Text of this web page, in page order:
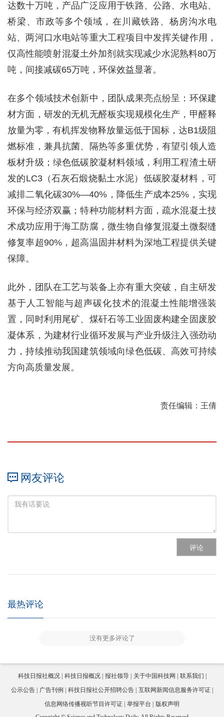
达数十万吨，产品广泛应用于铁路、公路、水电站、
桥梁、市政等多个领域，在川藏铁路、杨房沟水电
站、两河口水电站等重大工程项目中发挥关键作用，
仅高性能喷射混凝土外加剂就实现减少水泥熟料80万
吨，间接减碳65万吨，环保效益显著。
在多个领域技术创新中，团队成果亮点纷呈：环保建
材方面，研发的无机无醛板实现规模化生产，甲醛释
放量为零，有机挥发物释放量远低于国标，达B1级阻
燃标准，兼具抗菌、隔热等多重优势，有望引领人造
板材升级；绿色低碳胶凝材料领域，利用工程渣土研
发的LC3（石灰石煅烧黏土水泥）低碳胶凝材料，可
减排二氧化碳30%—40%，降低生产成本25%，实现
环保与经济双赢；特种功能材料方面，疏水混凝土技
术成功应用于海工防腐，微生物自修复混凝土微裂缝
修复率超90%，超高温固井材料为深地工程提供关键
保障。
此外，团队在工艺与装备上亦有重大突破，自主研发
基于人工智能与超声碳化技术的混凝土性能增强装
置，同时利用尾矿、煤矸石等工业固废构建全固废胶
凝体系，为建材行业循环发展与产业升级注入强劲动
力，持续推动我国建筑领域向绿色低碳、高效可持续
方向高质量发展。
责任编辑：王倩
网友评论
评论
最热评论
没有更多评论了
科技日报社概况 科技日报概况 报社领导 关于中国科技网
联系我们
公示公告
广告刊例 科技日报社公开招聘公告
互联网新闻信息服务许可证
信息网络传播视听节目许可证
举报平台
版权声明